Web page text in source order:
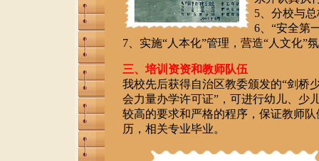
5、分校与
6、“安全第
7、实施“人本化”管理，营造“人文化”
三、培训资资和教师队伍
我校先后获得自治区教委颁发的“剑桥
会力量办学许可证”，可进行幼儿、少
较高的要求和严格的程序，保证教师
历，相关专业毕业。